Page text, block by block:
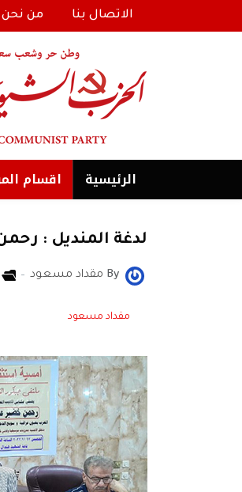
الاتصال بنا من نحن
الرئیسية اقسام
لدغة المنديل :
By مقداد مسعود
مقداد مسعود